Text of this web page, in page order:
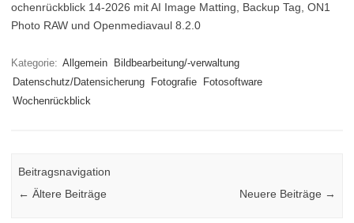
ochenrückblick 14-2026 mit AI Image Matting, Backup Tag, ON1
Photo RAW und Openmediavaul 8.2.0
Kategorie: Allgemein
Bildbearbeitung/-verwaltung
Datenschutz/Datensicherung
Fotografie
Fotosoftware
Wochenrückblick
Beitragsnavigation
← Ältere Beiträge Neuere Beiträge →